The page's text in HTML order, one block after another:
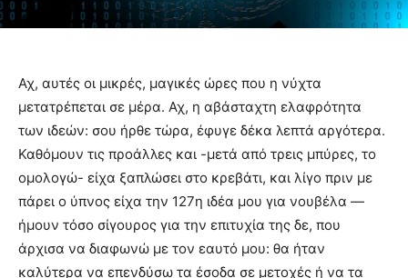
Αχ, αυτές οι μικρές, μαγικές ώρες που η νύχτα
μετατρέπεται σε μέρα. Αχ, η αβάσταχτη ελαφρότητα
των ιδεών: σου ήρθε τώρα, έφυγε δέκα λεπτά αργότερα.
Καθόμουν τις προάλλες και -μετά από τρεις μπύρες, το
ομολογώ- είχα ξαπλώσει στο κρεβάτι, και λίγο πριν με
πάρει ο ύπνος είχα την 127η ιδέα μου για νουβέλα —
ήμουν τόσο σίγουρος για την επιτυχία της δε, που
άρχισα να διαφωνώ με τον εαυτό μου: θα ήταν
καλύτερα να επενδύσω τα έσοδα σε μετοχές ή να τα